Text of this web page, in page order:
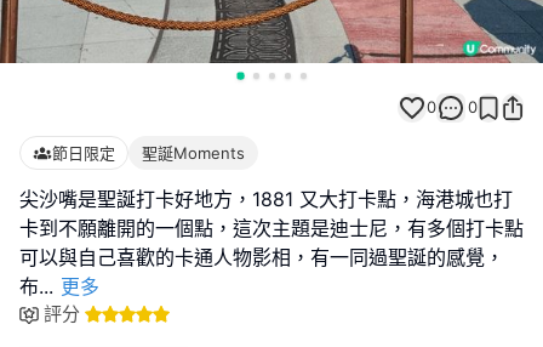
0 0
節日限定 聖誕Moments
尖沙嘴是聖誕打卡好地方，1881 又大打卡點，海港城也打
卡到不願離開的一個點，這次主題是迪士尼，有多個打卡點
可以與自己喜歡的卡通人物影相，有一同過聖誕的感覺，
布... 更多
評分